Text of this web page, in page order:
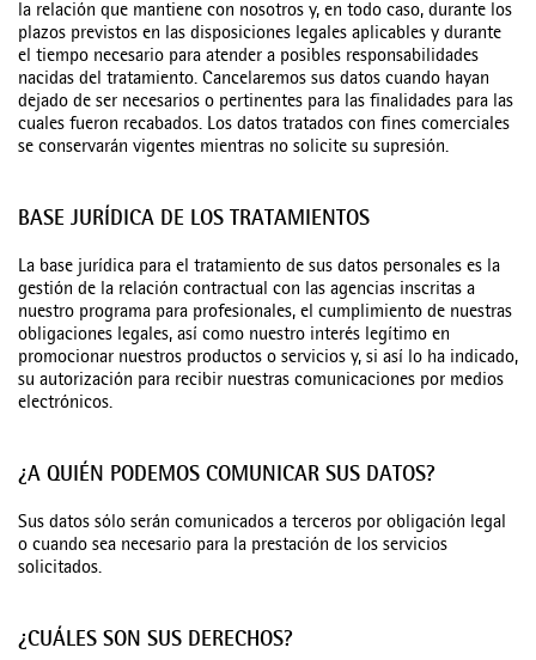
la relación que mantiene con nosotros y, en todo caso, durante los
plazos previstos en las disposiciones legales aplicables y durante
el tiempo necesario para atender a posibles responsabilidades
nacidas del tratamiento. Cancelaremos sus datos cuando hayan
dejado de ser necesarios o pertinentes para las finalidades para las
cuales fueron recabados. Los datos tratados con fines comerciales
se conservarán vigentes mientras no solicite su supresión.
BASE JURÍDICA DE LOS TRATAMIENTOS
La base jurídica para el tratamiento de sus datos personales es la
gestión de la relación contractual con las agencias inscritas a
nuestro programa para profesionales, el cumplimiento de nuestras
obligaciones legales, así como nuestro interés legítimo en
promocionar nuestros productos o servicios y, si así lo ha indicado,
su autorización para recibir nuestras comunicaciones por medios
electrónicos.
¿A QUIÉN PODEMOS COMUNICAR SUS DATOS?
Sus datos sólo serán comunicados a terceros por obligación legal
o cuando sea necesario para la prestación de los servicios
solicitados.
¿CUÁLES SON SUS DERECHOS?